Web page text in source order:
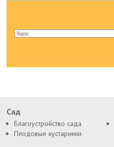
Сад
Благоустройство сада
Плодовые кустарники